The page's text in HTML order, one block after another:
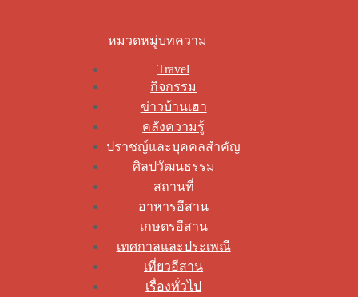
หมวดหมู่บทความ
Travel
กิจกรรม
ข่าวบ้านเฮา
คลังความรู้
ปราชญ์และบุคคลสำคัญ
ศิลปวัฒนธรรม
สถานที่
อาหารอีสาน
เกษตรอีสาน
เทศกาลและประเพณี
เที่ยวอีสาน
เรื่องทั่วไป